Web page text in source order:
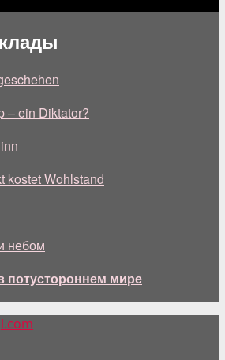
– ein Diktator?
kostet Wohlstand
небом
потустороннем мире